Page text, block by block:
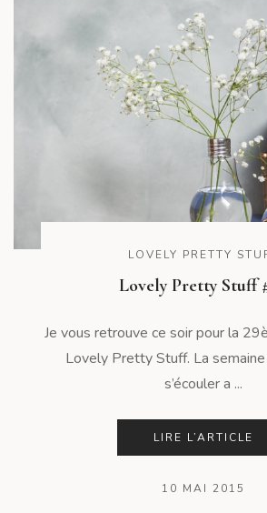
LOVELY PRETTY
Lovely Pretty Stuff
Je vous retrouve ce soir pour la
Lovely Pretty Stuff. La
s’écouler a ...
LIRE L’ARTICLE
10 MAI 2015